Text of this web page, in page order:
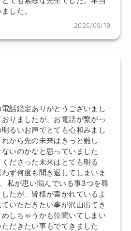
した。
2026/05/19
話鑑定ありがとうございまし
りましたが、お電話が繋がっ
るいお声でとても心和みまし
から先の未来はきっと難し
いのかなと思っていました
ださった未来はとても明る
ず何度も聞き返してしまいま
私が思い悩んでいる事3つを尋
たが、皆様が書かれているよ
いただきたい事が沢山出てき
しちゃうかも位聞いてしまい
だきたい事もでてきました